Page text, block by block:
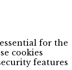
for the
cookies
features